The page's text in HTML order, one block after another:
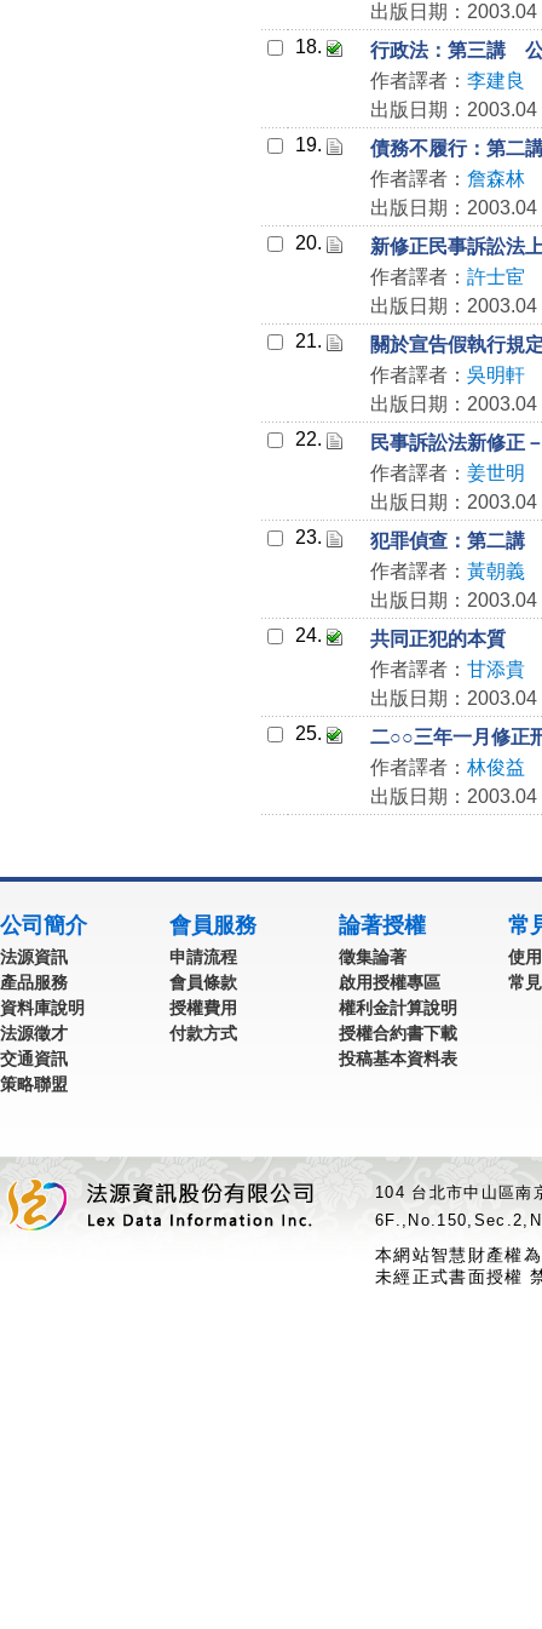
出版日期：2003.04
18.
行政法：第三講
作者譯者： 李建良
出版日期：2003.04
19.
債務不履行：第二
作者譯者： 詹森林
出版日期：2003.04
20.
新修正民事訴訟法
作者譯者： 許士宦
出版日期：2003.04
21.
關於宣告假執行規
作者譯者： 吳明軒
出版日期：2003.04
22.
民事訴訟法新修正
作者譯者： 姜世明
出版日期：2003.04
23.
犯罪偵查：第二講
作者譯者： 黃朝義
出版日期：2003.04
24.
共同正犯的本質
作者譯者： 甘添貴
出版日期：2003.04
25.
二○○三年一月修正
作者譯者： 林俊益
出版日期：2003.04
公司簡介
法源資訊
產品服務
資料庫說明
法源徵才
交通資訊
策略聯盟
會員服務
申請流程
會員條款
授權費用
付款方式
論著授權
徵集論著
啟用授權專區
權利金計算說明
授權合約書下載
投稿基本資料表
常
使
常
104 台北市中山區
本網站智慧財產權
未經正式書面授權